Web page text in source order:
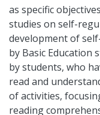
as specific
studies on self-
development of
by Basic Education
by students, who
read and
of activities,
reading